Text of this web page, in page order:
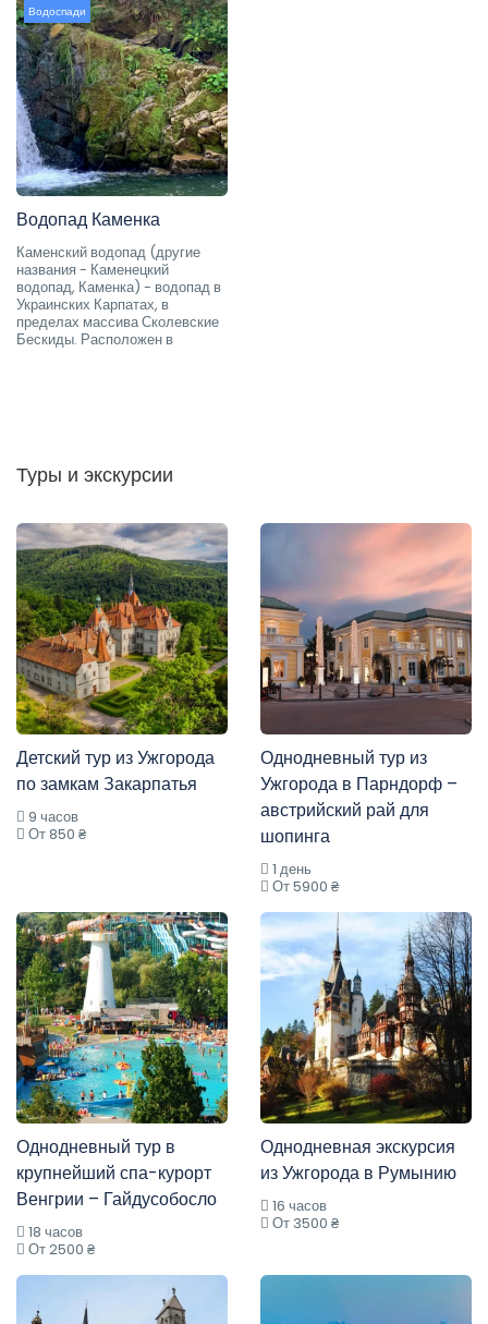
Водоспади
Водопад Каменка
Каменский водопад (другие
названия - Каменецкий
водопад, Каменка) - водопад в
Украинских Карпатах, в
пределах массива Сколевские
Бескиды. Расположен в
Туры и экскурсии
Детский тур из Ужгорода
по замкам Закарпатья
9 часов
От 850 ₴
Однодневный тур из
Ужгорода в Парндорф –
австрийский рай для
шопинга
1 день
От 5900 ₴
Однодневный тур в
крупнейший спа-курорт
Венгрии – Гайдусобосло
18 часов
От 2500 ₴
Однодневная экскурсия
из Ужгорода в Румынию
16 часов
От 3500 ₴